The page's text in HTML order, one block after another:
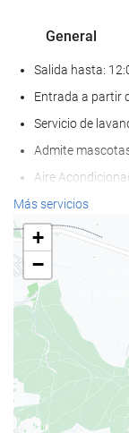
General
Salida hasta:
Entrada a partir
Servicio de
Admite
Aire
Calefacción
Ascensor
Adaptado para
Habitaciones No
Hotel no
Acceso a
Wifi
WiFi disponible
Más servicios
+
−